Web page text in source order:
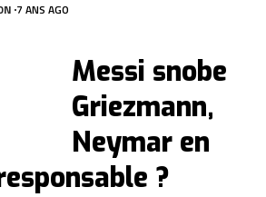
7 ANS AGO
Messi snobe
Griezmann,
Neymar en
?